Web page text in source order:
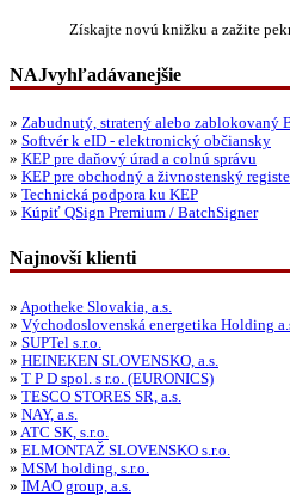
Získajte novú knižku a zažite
NAJvyhľadávanejšie
» Zabudnutý, stratený alebo zablokovaný
» Softvér k eID - elektronický občiansky
» KEP pre daňový úrad a colnú správu
» KEP pre obchodný a živnostenský
» Technická podpora ku KEP
» Kúpiť QSign Premium / BatchSigner
Najnovší klienti
» Apotheke Slovakia, a.s.
» Východoslovenská energetika Holding
» SUPTel s.r.o.
» HEINEKEN SLOVENSKO, a.s.
» T P D spol. s r.o. (EURONICS)
» TESCO STORES SR, a.s.
» NAY, a.s.
» ATC SK, s.r.o.
» ELMONTAŽ SLOVENSKO s.r.o.
» MSM holding, s.r.o.
» IMAO group, a.s.